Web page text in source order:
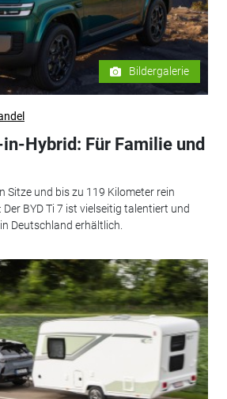
Bildergalerie
in-Hybrid: Für Familie und
Sitze und bis zu 119 Kilometer rein
BYD Ti 7 ist vielseitig talentiert und
Deutschland erhältlich.